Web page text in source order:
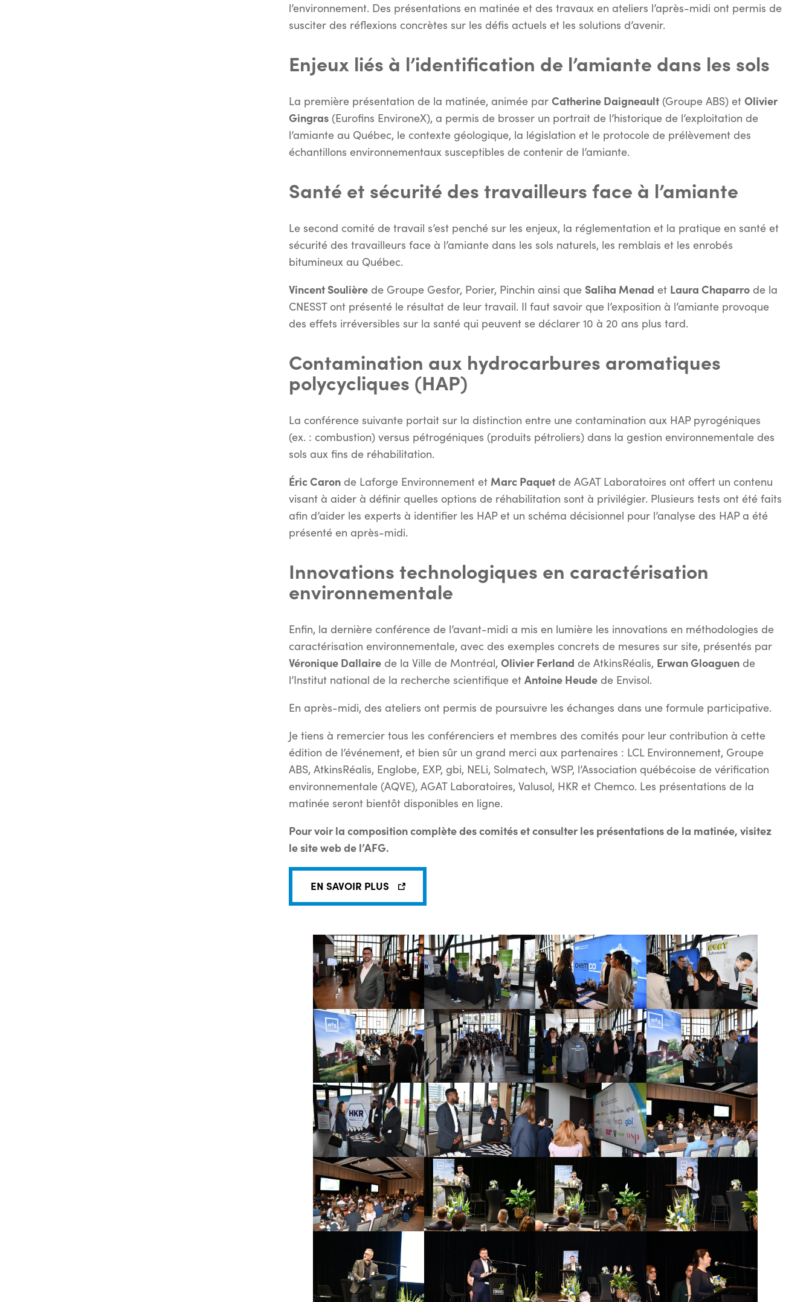
l’environnement. Des présentations en matinée et des travaux en ateliers l’après-midi ont permis de
susciter des réflexions concrètes sur les défis actuels et les solutions d’avenir.
Enjeux liés à l’identification de l’amiante dans les sols
La première présentation de la matinée, animée par Catherine Daigneault (Groupe ABS) et Olivier
Gingras (Eurofins EnvironeX), a permis de brosser un portrait de l’historique de l’exploitation de
l’amiante au Québec, le contexte géologique, la législation et le protocole de prélèvement des
échantillons environnementaux susceptibles de contenir de l’amiante.
Santé et sécurité des travailleurs face à l’amiante
Le second comité de travail s’est penché sur les enjeux, la réglementation et la pratique en santé et
sécurité des travailleurs face à l’amiante dans les sols naturels, les remblais et les enrobés
bitumineux au Québec.
Vincent Soulière de Groupe Gesfor, Porier, Pinchin ainsi que Saliha Menad et Laura Chaparro de la
CNESST ont présenté le résultat de leur travail. Il faut savoir que l’exposition à l’amiante provoque
des effets irréversibles sur la santé qui peuvent se déclarer 10 à 20 ans plus tard.
Contamination aux hydrocarbures aromatiques
polycycliques (HAP)
La conférence suivante portait sur la distinction entre une contamination aux HAP pyrogéniques
(ex. : combustion) versus pétrogéniques (produits pétroliers) dans la gestion environnementale des
sols aux fins de réhabilitation.
Éric Caron de Laforge Environnement et Marc Paquet de AGAT Laboratoires ont offert un contenu
visant à aider à définir quelles options de réhabilitation sont à privilégier. Plusieurs tests ont été faits
afin d’aider les experts à identifier les HAP et un schéma décisionnel pour l’analyse des HAP a été
présenté en après-midi.
Innovations technologiques en caractérisation
environnementale
Enfin, la dernière conférence de l’avant-midi a mis en lumière les innovations en méthodologies de
caractérisation environnementale, avec des exemples concrets de mesures sur site, présentés par
Véronique Dallaire de la Ville de Montréal, Olivier Ferland de AtkinsRéalis, Erwan Gloaguen de
l’Institut national de la recherche scientifique et Antoine Heude de Envisol.
En après-midi, des ateliers ont permis de poursuivre les échanges dans une formule participative.
Je tiens à remercier tous les conférenciers et membres des comités pour leur contribution à cette
édition de l’événement, et bien sûr un grand merci aux partenaires : LCL Environnement, Groupe
ABS, AtkinsRéalis, Englobe, EXP, gbi, NELi, Solmatech, WSP, l’Association québécoise de vérification
environnementale (AQVE), AGAT Laboratoires, Valusol, HKR et Chemco. Les présentations de la
matinée seront bientôt disponibles en ligne.
Pour voir la composition complète des comités et consulter les présentations de la matinée, visitez
le site web de l’AFG.
EN SAVOIR PLUS